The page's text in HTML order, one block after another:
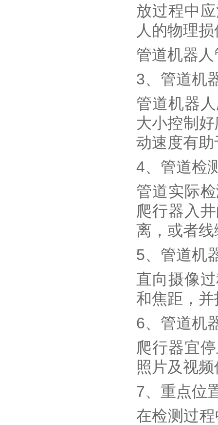
放过程中
人的物理
管道机器
3、管道机
管道机器
大小控制
动速度有
4、管道检
管道实际
爬行器入
离，或者
5、管道机
直向摄像
和焦距，
6、管道机
爬行器宜
照片及视
7、重点位
在检测过